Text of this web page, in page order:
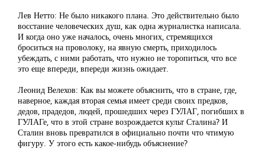
Лев Нетто: Не было никакого плана. Это действительно было
восстание человеческих душ, как одна журналистка написала.
И когда оно уже началось, очень многих, стремящихся
броситься на проволоку, на явную смерть, приходилось
убеждать, с ними работать, что нужно не торопиться, что все
это еще впереди, впереди жизнь ожидает.
Леонид Велехов: Как вы можете объяснить, что в стране, где,
наверное, каждая вторая семья имеет среди своих предков,
дедов, прадедов, людей, прошедших через ГУЛАГ, погибших в
ГУЛАГе, что в этой стране возрождается культ Сталина? И
Сталин вновь превратился в официально почти что чтимую
фигуру. У этого есть какое-нибудь объяснение?